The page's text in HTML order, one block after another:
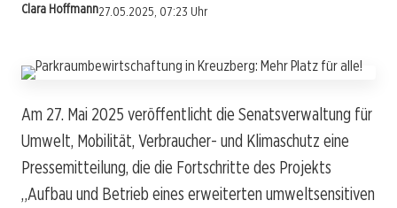
Clara Hoffmann27.05.2025, 07:23 Uhr
Am 27. Mai 2025 veröffentlicht die Senatsverwaltung für
Umwelt, Mobilität, Verbraucher- und Klimaschutz eine
Pressemitteilung, die die Fortschritte des Projekts
„Aufbau und Betrieb eines erweiterten umweltsensitiven